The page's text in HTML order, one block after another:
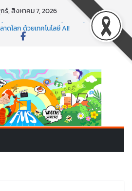
ร์, สิงหาคม 7, 2026
โรดแมป AI อัปสกิลธุรกิจให้พุ่งทะยาน
ดโลก ด้วยเทคโนโลยี AI!
ล้ำ หัวใจคนทำธุรกิจก็ต้องสตรอง!